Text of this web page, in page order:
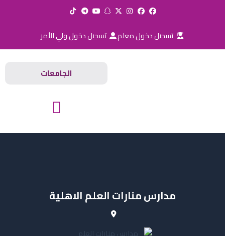
تسجيل دخول معلم تسجيل دخول ولي الأمر
الجامعات
مدارس منارات العلم الاهلية